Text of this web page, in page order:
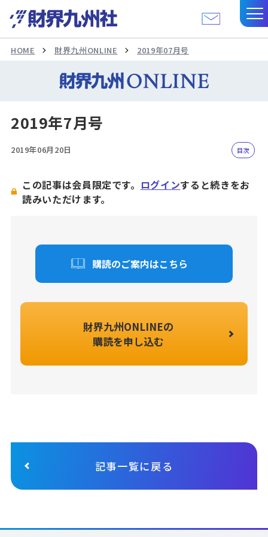
HOME 財界九州ONLINE 2019年07月号
2019年7月号
2019年06月20日 目次
この記事は会員限定です。 ログインすると続きをお
読みいただけます。
購読のご案内はこちら
財界九州ONLINEの
購読を申し込む
記事一覧に戻る